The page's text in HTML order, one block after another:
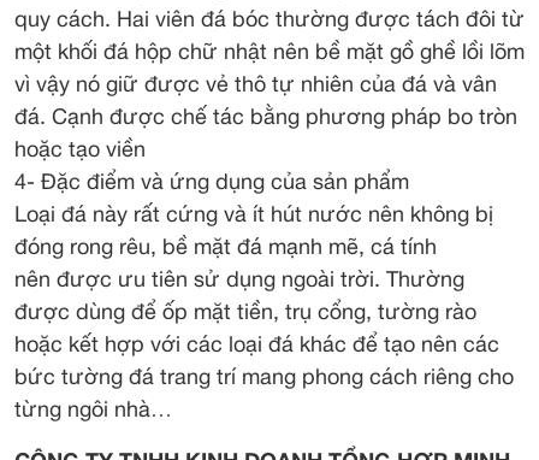
quy cách. Hai viên đá bóc thường được tách đôi từ
một khối đá hộp chữ nhật nên bề mặt gồ ghề lồi lõm
vì vậy nó giữ được vẻ thô tự nhiên của đá và vân
đá. Cạnh được chế tác bằng phương pháp bo tròn
hoặc tạo viền
4- Đặc điểm và ứng dụng của sản phẩm
Loại đá này rất cứng và ít hút nước nên không bị
đóng rong rêu, bề mặt đá mạnh mẽ, cá tính
nên được ưu tiên sử dụng ngoài trời. Thường
được dùng để ốp mặt tiền, trụ cổng, tường rào
hoặc kết hợp với các loại đá khác để tạo nên các
bức tường đá trang trí mang phong cách riêng cho
từng ngôi nhà…